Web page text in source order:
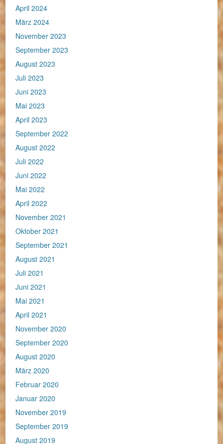
April 2024
März 2024
November 2023
September 2023
August 2023
Juli 2023
Juni 2023
Mai 2023
April 2023
September 2022
August 2022
Juli 2022
Juni 2022
Mai 2022
April 2022
November 2021
Oktober 2021
September 2021
August 2021
Juli 2021
Juni 2021
Mai 2021
April 2021
November 2020
September 2020
August 2020
März 2020
Februar 2020
Januar 2020
November 2019
September 2019
August 2019